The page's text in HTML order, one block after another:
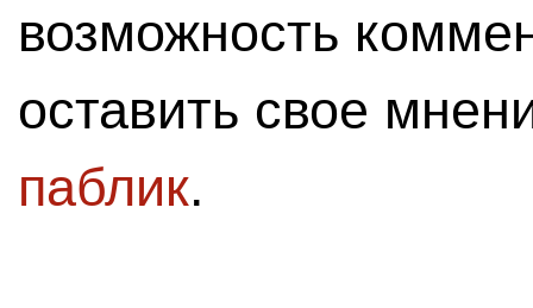
возможность
оставить свое
паблик.